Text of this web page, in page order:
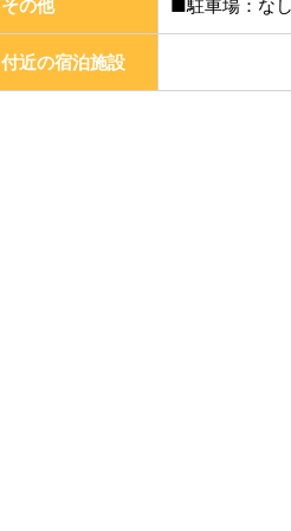
その他 ■駐車場：なし
付近の宿泊施設